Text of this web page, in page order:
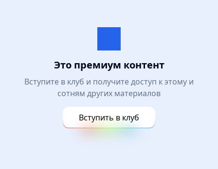
Это премиум контент
Вступите в клуб и получите доступ к этому и
сотням других материалов
Вступить в клуб